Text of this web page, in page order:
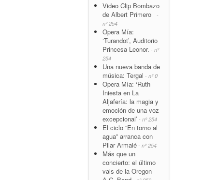
Video Clip Bombazo
de Albert Primero
-
nº 254
Opera Mía:
‘Turandot’, Auditorio
Princesa Leonor. - nº
254
Una nueva banda de
música: Tergal - nº 0
Opera Mía: ‘Ruth
Iniesta en La
Aljafería: la magia y
emoción de una voz
excepcional’ - nº 254
El ciclo “En torno al
agua” arranca con
Pilar Armalé - nº 254
Más que un
concierto: el último
vals de la Oregon